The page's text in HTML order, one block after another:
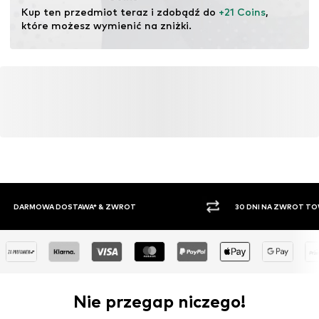
pochodzących z recyklingu może zmniejszyć
zapotrzebowanie na surowce, uniknąć odpadów i chronić
zasoby naturalne.
Kup ten przedmiot teraz i zdobądź do +21 Coins,
które możesz wymienić na zniżki.
30 DNI NA ZWROT TOWARU
Nie przegap niczego!